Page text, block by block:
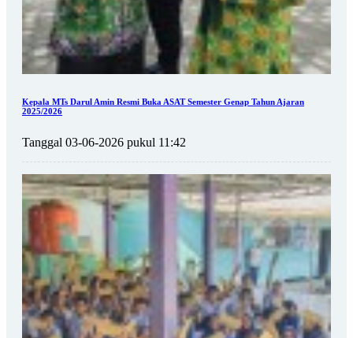
Kepala MTs Darul Amin Resmi Buka ASAT Semester Genap Tahun Ajaran
2025/2026
Tanggal 03-06-2026 pukul 11:42